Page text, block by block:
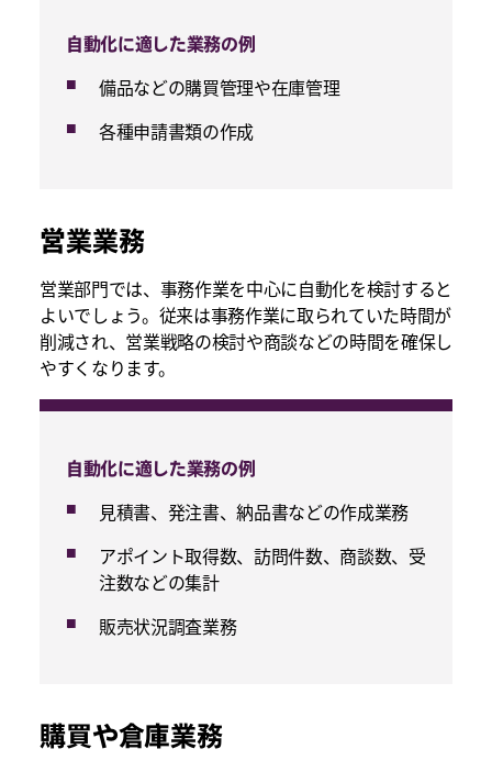
自動化に適した業務の例
備品などの購買管理や在庫管理
各種申請書類の作成
営業業務
営業部門では、事務作業を中心に自動化を検討すると
よいでしょう。従来は事務作業に取られていた時間が
削減され、営業戦略の検討や商談などの時間を確保し
やすくなります。
自動化に適した業務の例
見積書、発注書、納品書などの作成業務
アポイント取得数、訪問件数、商談数、受
注数などの集計
販売状況調査業務
購買や倉庫業務